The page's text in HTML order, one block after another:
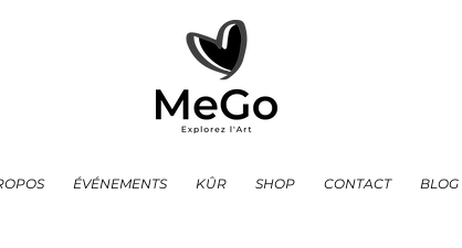
ÉVÉNEMENTS KÛR SHOP CONTACT BLOG